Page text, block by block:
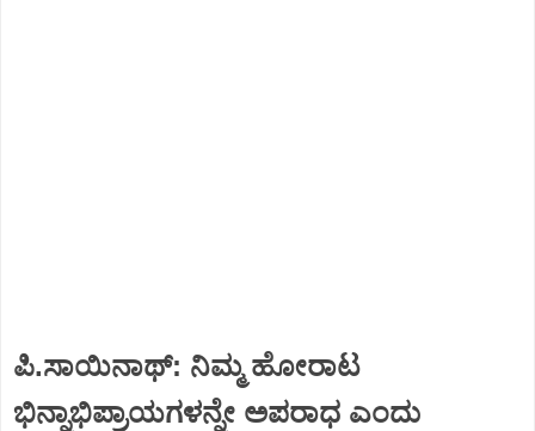
ಪಿ.ಸಾಯಿನಾಥ್: ನಿಮ್ಮ ಹೋರಾಟ
ಭಿನ್ನಾಭಿಪ್ರಾಯಗಳನ್ನೇ ಅಪರಾಧ ಎಂದು